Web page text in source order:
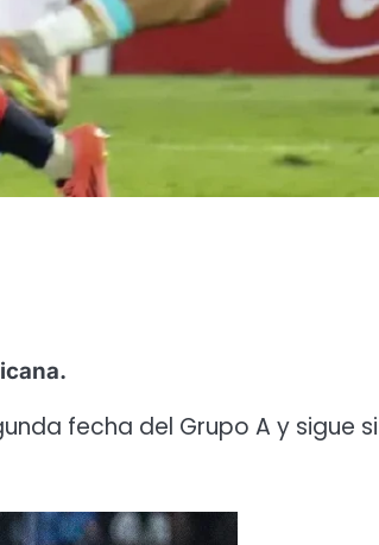
fecha del Grupo A y sigue